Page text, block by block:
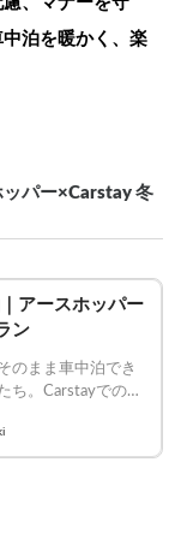
泊を暖かく、楽
ッパー×Carstay 冬
アースホッパー
ン
のまま車中泊でき
ち。Carstayでの予
、ゲレンデ直結の
がスマートかつお